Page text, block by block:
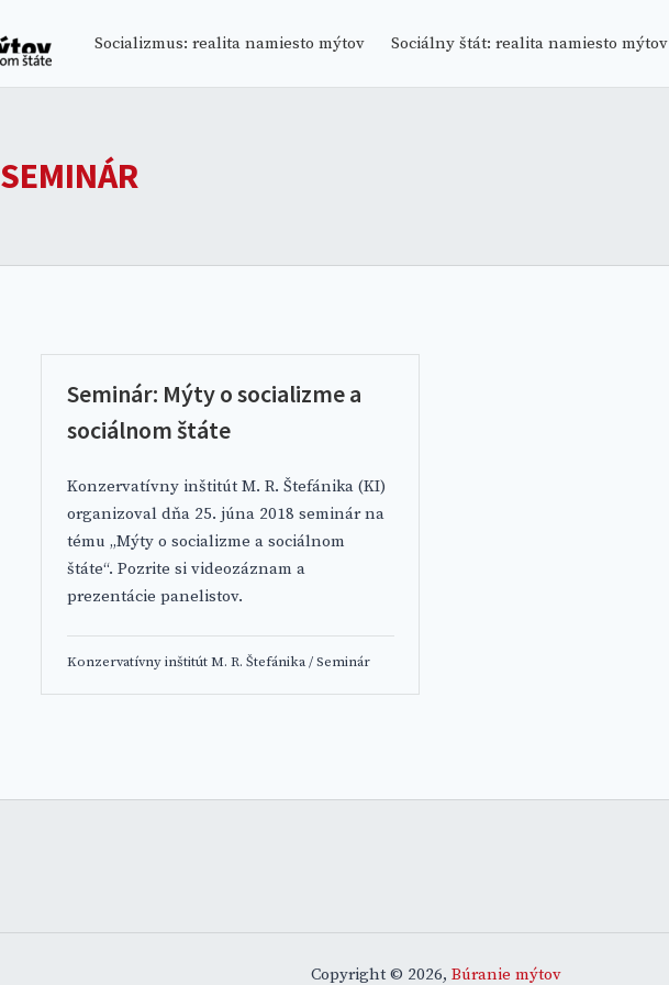
BÚRANIE MÝTOV
Socializmus: realita namiesto mýtov Sociálny štát: realita namiesto mýtov
SEMINÁR
Seminár: Mýty o socializme a
sociálnom štáte
Konzervatívny inštitút M. R. Štefánika (KI)
organizoval dňa 25. júna 2018 seminár na
tému „Mýty o socializme a sociálnom
štáte“. Pozrite si videozáznam a
prezentácie panelistov.
Konzervatívny inštitút M. R. Štefánika/Seminár
Copyright © 2026, Búranie mýtov